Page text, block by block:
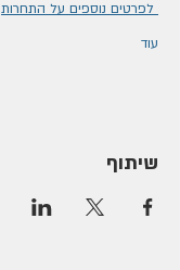
לפרטים נוספים על התחרות
עוד
שיתוף